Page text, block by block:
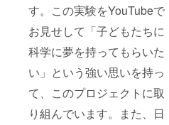
す。この実験をYouTubeで
お見せして「子どもたちに
科学に夢を持ってもらいた
い」という強い思いを持っ
て、このプロジェクトに取
り組んでいます。また、日